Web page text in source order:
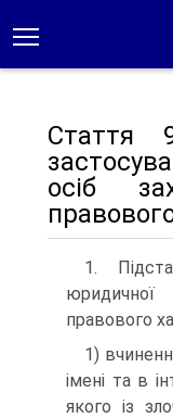
Стаття
осіб
1.
юридичної
правового
1)
імені та в
якого із